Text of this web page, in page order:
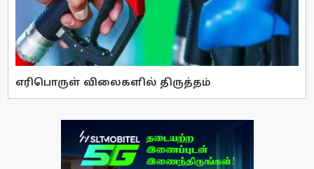
எரிபொருள் விலைகளில் திருத்தம்